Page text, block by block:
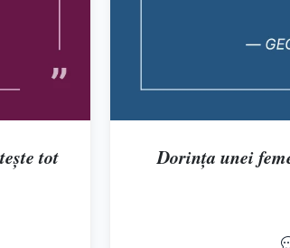
tot
Dorința unei